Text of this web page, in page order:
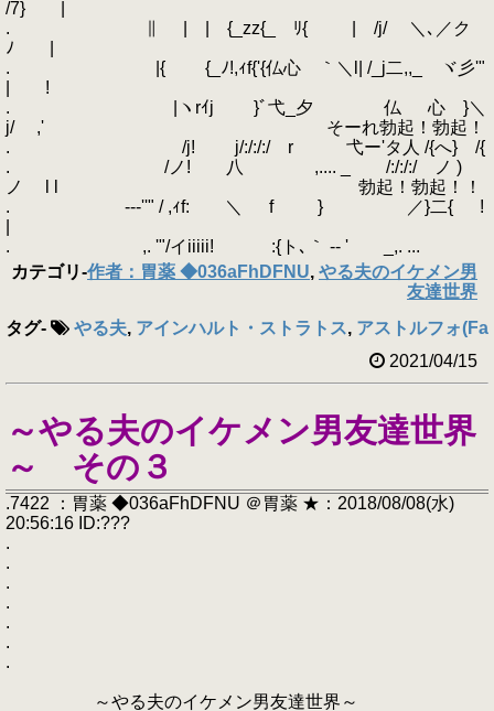
/7} |
. ∥ | | {_zz{_ ﾘ{ | /j/ ＼､／ク
ﾉ |
. |{ {_ﾉ!,ｨf{'{仏心 ｀＼l| /_j二,,_ ヾ彡'"
| !
. |ヽrｲj }ﾞ弋_夕 仏 心 }＼
j/ ,' そーれ勃起！勃起！
. /j! j/:/:/:/ r 弋ー'タ人 /{へ} /{
. /ノ! 八 ,.... _ /:/:/:/ ノ )
ノ l l 勃起！勃起！！
. --‐''" / ,ｨf: ＼ f } ／}二{ !
. ,. '"/イiiiii! :{ト､｀ -- ' _,. ...
カテゴリ-作者：胃薬 ◆036aFhDFNU, やる夫のイケメン男
友達世界
タグ- やる夫, アインハルト・ストラトス, アストルフォ
2021/04/15
～やる夫のイケメン男友達世界
～ その３
.7422 ：胃薬 ◆036aFhDFNU ＠胃薬 ★：2018/08/08(水)
20:56:16 ID:???
.
.
.
.
.
.
.
～やる夫のイケメン男友達世界～